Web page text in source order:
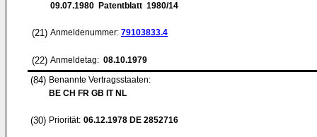
09.07.1980 Patentblatt 1980/14
(21) Anmeldenummer: 79103833.4
(22) Anmeldetag: 08.10.1979
(84) Benannte Vertragsstaaten:
BE CH FR GB IT NL
(30) Priorität: 06.12.1978 DE 2852716